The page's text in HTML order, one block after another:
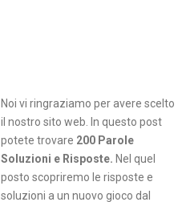
Noi vi ringraziamo per avere scelto
il nostro sito web. In questo post
potete trovare 200 Parole
Soluzioni e Risposte. Nel quel
posto scopriremo le risposte e
soluzioni a un nuovo gioco dal